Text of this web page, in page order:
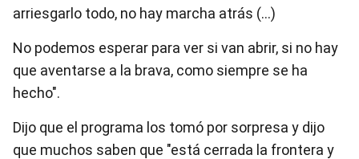
arriesgarlo todo, no hay marcha atrás (…)
No podemos esperar para ver si van abrir, si no hay
que aventarse a la brava, como siempre se ha
hecho".
Dijo que el programa los tomó por sorpresa y dijo
que muchos saben que "está cerrada la frontera y